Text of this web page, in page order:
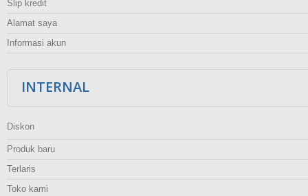
Slip kredit
Alamat saya
Informasi akun
INTERNAL
Diskon
Produk baru
Terlaris
Toko kami